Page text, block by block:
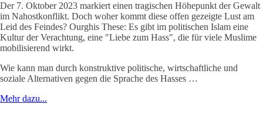
Der 7. Oktober 2023 markiert einen tragischen Höhepunkt der Gewalt
im Nahostkonflikt. Doch woher kommt diese offen gezeigte Lust am
Leid des Feindes? Ourghis These: Es gibt im politischen Islam eine
Kultur der Verachtung, eine "Liebe zum Hass", die für viele Muslime
mobilisierend wirkt.
Wie kann man durch konstruktive politische, wirtschaftliche und
soziale Alternativen gegen die Sprache des Hasses …
Mehr dazu...